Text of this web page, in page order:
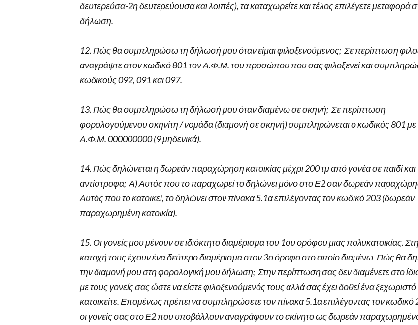
δευτερεύσα-2η δευτερεύουσα και λοιπές), τα καταχωρείτε και τέλος επιλέγετε μεταφορά
δήλωση.
12. Πώς θα συμπληρώσω τη δήλωσή μου όταν είμαι φιλοξενούμενος; Σε περίπτωση
αναγράψτε στον κωδικό 801 τον Α.Φ.Μ. του προσώπου που σας φιλοξενεί και
κωδικούς 092, 091 και 097.
13. Πώς θα συμπληρώσω τη δήλωσή μου όταν διαμένω σε σκηνή; Σε περίπτωση
φορολογούμενου σκηνίτη / νομάδα (διαμονή σε σκηνή) συμπληρώνεται ο κωδικός 801 με
Α.Φ.Μ. 000000000 (9 μηδενικά).
14. Πώς δηλώνεται η δωρεάν παραχώρηση κατοικίας μέχρι 200 τμ από γονέα σε παιδί και
αντίστροφα; Α) Αυτός που το παραχωρεί το δηλώνει μόνο στο Ε2 σαν δωρεάν
Αυτός που το κατοικεί, το δηλώνει στον πίνακα 5.1α επιλέγοντας τον κωδικό 203 (δωρεάν
παραχωρημένη κατοικία).
15. Οι γονείς μου μένουν σε ιδιόκτητο διαμέρισμα του 1ου ορόφου μιας πολυκατοικίας.
κατοχή τους έχουν ένα δεύτερο διαμέρισμα στον 3ο όροφο στο οποίο διαμένω. Πώς θα
την διαμονή μου στη φορολογική μου δήλωση; Στην περίπτωση σας δεν διαμένετε στο
με τους γονείς σας ώστε να είστε φιλοξενούμενός τους αλλά σας έχει δοθεί ένα ξεχωριστό
κατοικείτε. Επομένως πρέπει να συμπληρώσετε τον πίνακα 5.1α επιλέγοντας τον
οι γονείς σας στο Ε2 που υποβάλλουν αναγράφουν το ακίνητο ως δωρεάν